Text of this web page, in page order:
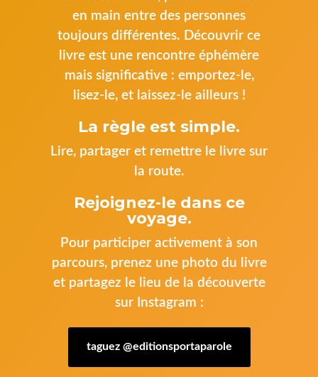
en main entre des personnes
toujours différentes. Découvrir ce
livre est une rencontre éphémère
mais significative : emportez-le,
lisez-le, et laissez-le ailleurs !
La règle est simple.
Lire, partager et remettre le livre sur
la route.
Rejoignez-le dans ce
voyage.
Pour participer activement à son
parcours, prenez une photo du livre
et partagez le lieu de la découverte
sur Instagram :
taguez @editionsportaparole